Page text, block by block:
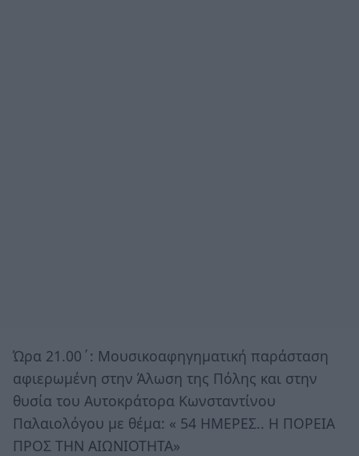
Ώρα 21.00΄: Μουσικοαφηγηματική παράσταση
αφιερωμένη στην Άλωση της Πόλης και στην
θυσία του Αυτοκράτορα Κωνσταντίνου
Παλαιολόγου με θέμα: « 54 ΗΜΕΡΕΣ.. Η ΠΟΡΕΙΑ
ΠΡΟΣ ΤΗΝ ΑΙΩΝΙΟΤΗΤΑ»